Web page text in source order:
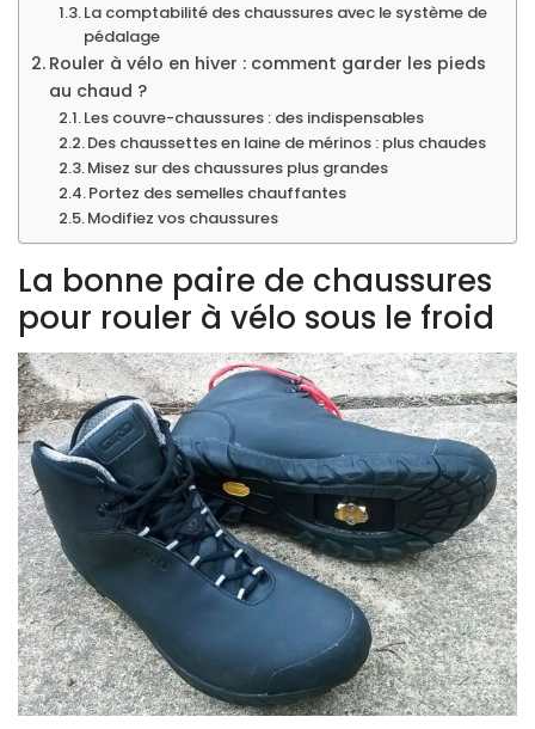
La comptabilité des chaussures avec le système de
pédalage
Rouler à vélo en hiver : comment garder les pieds
au chaud ?
Les couvre-chaussures : des indispensables
Des chaussettes en laine de mérinos : plus chaudes
Misez sur des chaussures plus grandes
Portez des semelles chauffantes
Modifiez vos chaussures
La bonne paire de chaussures
pour rouler à vélo sous le froid